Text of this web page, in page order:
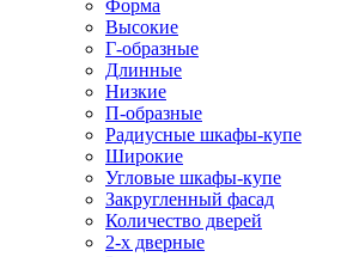
Форма
Высокие
Г-образные
Длинные
Низкие
П-образные
Радиусные шкафы-купе
Широкие
Угловые шкафы-купе
Закругленный фасад
Количество дверей
2-х дверные